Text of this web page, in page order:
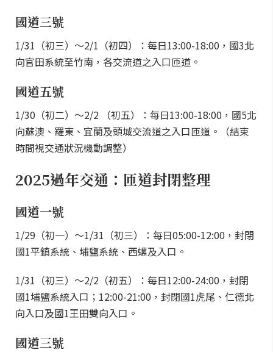
國道三號
1/31（初三）～2/1（初四）：每日13:00-18:00，國3北
向官田系統至竹南，各交流道之入口匝道。
國道五號
1/30（初二）～2/2 （初五）：每日13:00-18:00，國5北
向蘇澳、羅東、宜蘭及頭城交流道之入口匝道。（結束
時間視交通狀況機動調整）
2025過年交通：匝道封閉整理
國道一號
1/29（初一）～1/31（初三）：每日05:00-12:00，封閉
國1平鎮系統、埔鹽系統、西螺及入口。
1/31（初三）～2/2（初五）：每日12:00-24:00，封閉
國1埔鹽系統入口；12:00-21:00，封閉國1虎尾、仁德北
向入口及國1王田雙向入口。
國道三號